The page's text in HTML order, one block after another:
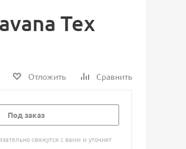
Tex
Отложить Сравнить
Под заказ
свяжутся с вами и уточнят